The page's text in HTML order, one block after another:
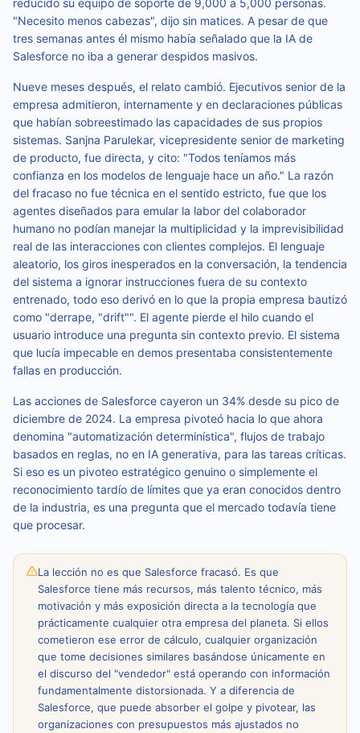
"Necesito menos cabezas", dijo sin matices. A pesar de que
tres semanas antes él mismo había señalado que la IA de
Salesforce no iba a generar despidos masivos.
Nueve meses después, el relato cambió. Ejecutivos senior de la
empresa admitieron, internamente y en declaraciones públicas
que habían sobreestimado las capacidades de sus propios
sistemas. Sanjna Parulekar, vicepresidente senior de marketing
de producto, fue directa, y cito: "Todos teníamos más
confianza en los modelos de lenguaje hace un año." La razón
del fracaso no fue técnica en el sentido estricto, fue que los
agentes diseñados para emular la labor del colaborador
humano no podían manejar la multiplicidad y la imprevisibilidad
real de las interacciones con clientes complejos. El lenguaje
aleatorio, los giros inesperados en la conversación, la tendencia
del sistema a ignorar instrucciones fuera de su contexto
entrenado, todo eso derivó en lo que la propia empresa bautizó
como "derrape, "drift"". El agente pierde el hilo cuando el
usuario introduce una pregunta sin contexto previo. El sistema
que lucía impecable en demos presentaba consistentemente
fallas en producción.
Las acciones de Salesforce cayeron un 34% desde su pico de
diciembre de 2024. La empresa pivoteó hacia lo que ahora
denomina "automatización determinística", flujos de trabajo
basados en reglas, no en IA generativa, para las tareas críticas.
Si eso es un pivoteo estratégico genuino o simplemente el
reconocimiento tardío de límites que ya eran conocidos dentro
de la industria, es una pregunta que el mercado todavía tiene
que procesar.
La lección no es que Salesforce fracasó. Es que
Salesforce tiene más recursos, más talento técnico, más
motivación y más exposición directa a la tecnología que
prácticamente cualquier otra empresa del planeta. Si ellos
cometieron ese error de cálculo, cualquier organización
que tome decisiones similares basándose únicamente en
el discurso del "vendedor" está operando con información
fundamentalmente distorsionada. Y a diferencia de
Salesforce, que puede absorber el golpe y pivotear, las
organizaciones con presupuestos más ajustados no